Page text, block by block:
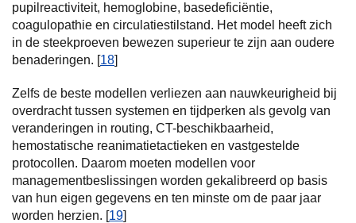
pupilreactiviteit, hemoglobine, basedeficiëntie,
coagulopathie en circulatiestilstand. Het model heeft zich
in de steekproeven bewezen superieur te zijn aan oudere
benaderingen. [18]
Zelfs de beste modellen verliezen aan nauwkeurigheid bij
overdracht tussen systemen en tijdperken als gevolg van
veranderingen in routing, CT-beschikbaarheid,
hemostatische reanimatietactieken en vastgestelde
protocollen. Daarom moeten modellen voor
managementbeslissingen worden gekalibreerd op basis
van hun eigen gegevens en ten minste om de paar jaar
worden herzien. [19]